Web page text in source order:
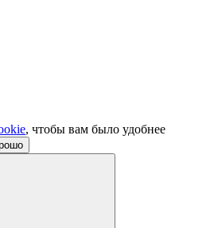
, чтобы вам было удобнее